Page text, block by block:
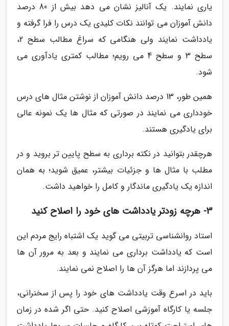
یاری نمایند. یک آنالیز نشان می دهد بیش از 80 درصد
دانش آموزان می توانند نکات کلیدی یک درس را فرا گرفته و
یادداشت نمایند ولی هنگامی که سراغ مطالب سطح 2،
سطح 3 و سطح 4 می رویم؛ مطالب کمتری یادآوری می
شود.
همین طور، 13 درصد دانش آموزان از نوشتن مثال های درس
خودداری می نمایند در صورتی که مثال ها یک نمونه عالی
برای یادگیری هستند.
هرچقدر بتوانید در نکته برداری به سطح پایین تر بروید و در
مطلب با مثال ها و جزئیات بیشتر، عمیق شوید؛ به همان
اندازه یک یادگیری ماندگار و کامل را خواهید داشت.
3- هرچه زودتر یادداشت های خود را اصلاح کنید
استاد روانشناسی تربیتی می گوید یک اشتباه رایج مردم این
است که یادداشت برداری می نمایند و بعد به مرور آن ها
می پردازند اما هرگز آن ها را اصلاح نمی نمایند.
باید در اسرع وقت یادداشت های خود را پس از سخنرانی،
جلسه یا کارگاه آموزشی اصلاح کنید. حتی اگر شده در زمان